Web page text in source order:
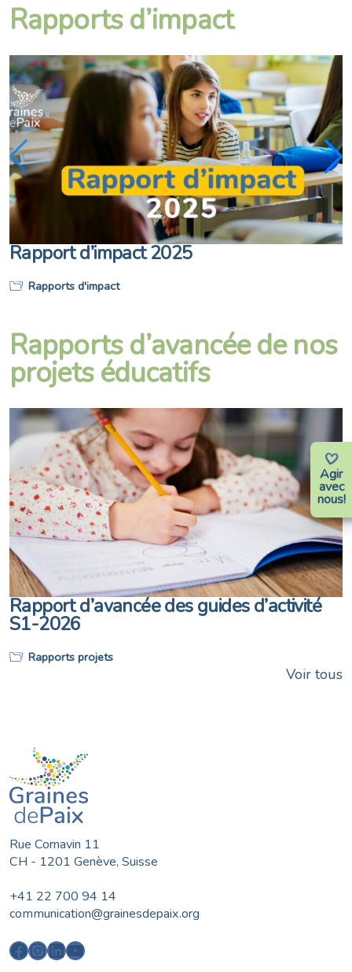
Agir
avec
nous!
Rapports d’impact
Rapport d’impact 2025
Rapports d'impact
Rapports d’avancée de nos
projets éducatifs
Rapport d’avancée des guides d’activité
S1-2026
Rapports projets
Voir tous
Rue Cornavin 11
CH - 1201 Genève, Suisse
+41 22 700 94 14
communication@grainesdepaix.org
Facebook
Instagram
LinkedIn
YouTube